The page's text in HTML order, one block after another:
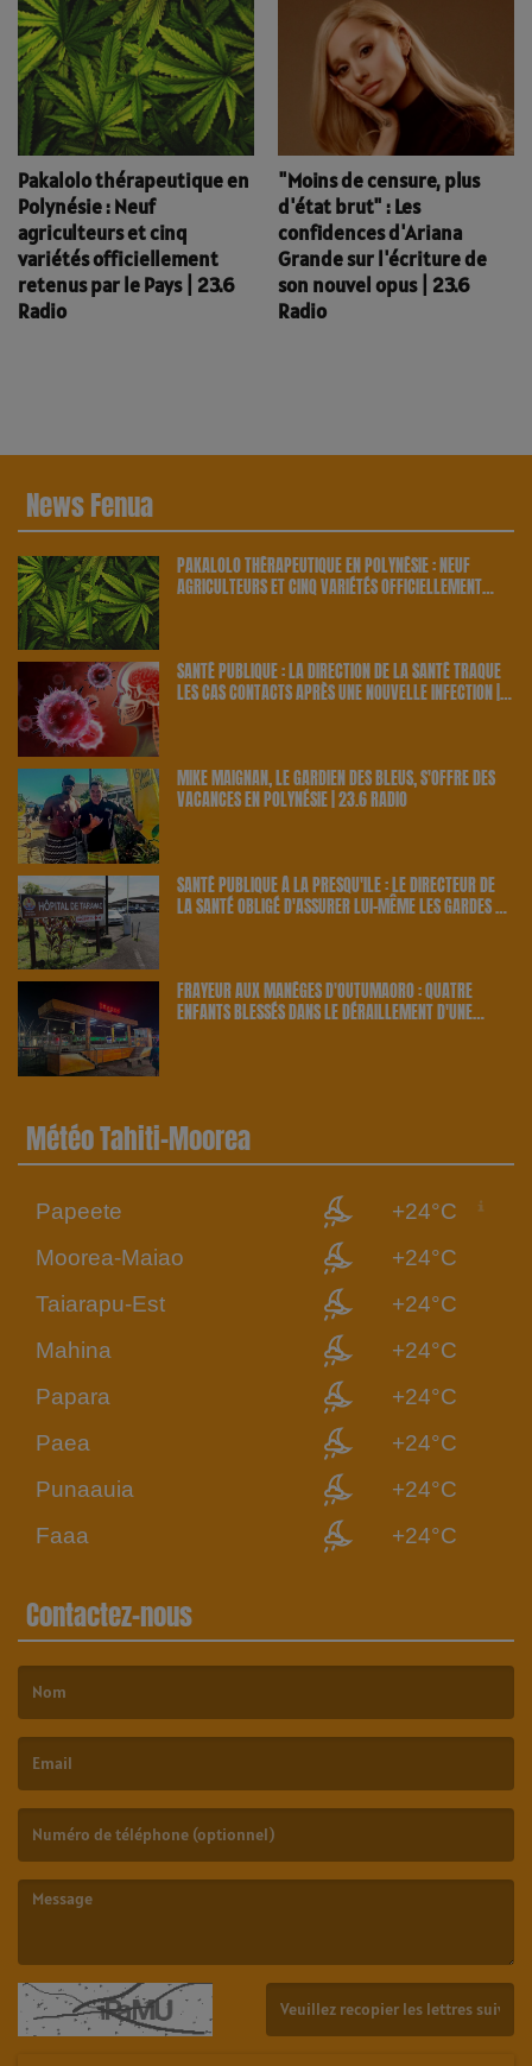
Pakalolo thérapeutique en
Polynésie : Neuf
agriculteurs et cinq
variétés officiellement
retenus par le Pays | 23.6
Radio
"Moins de censure, plus
d'état brut" : Les
confidences d'Ariana
Grande sur l'écriture de
son nouvel opus | 23.6
Radio
News Fenua
PAKALOLO THÉRAPEUTIQUE EN POLYNÉSIE : NEUF
AGRICULTEURS ET CINQ VARIÉTÉS OFFICIELLEMENT
SANTÉ PUBLIQUE : LA DIRECTION DE LA SANTÉ TRAQUE
LES CAS CONTACTS APRÈS UNE NOUVELLE INFECTION |
MIKE MAIGNAN, LE GARDIEN DES BLEUS, S'OFFRE DES
VACANCES EN POLYNÉSIE | 23.6 RADIO
SANTÉ PUBLIQUE À LA PRESQU'ÎLE : LE DIRECTEUR DE
LA SANTÉ OBLIGÉ D'ASSURER LUI-MÊME LES GARDES À
FRAYEUR AUX MANÈGES D'OUTUMAORO : QUATRE
ENFANTS BLESSÉS DANS LE DÉRAILLEMENT D'UNE
Météo Tahiti-Moorea
Papeete
+24°C
Moorea-Maiao
+24°C
Taiarapu-Est
+24°C
Mahina
+24°C
Papara
+24°C
Paea
+24°C
Punaauia
+24°C
Faaa
+24°C
Contactez-nous